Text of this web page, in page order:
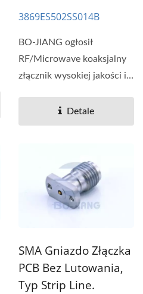
3869ES502SS014B
BO-JIANG ogłosił
RF/Microwave koaksjalny
złącznik wysokiej jakości i
Detale
SMA Gniazdo Złączka
PCB Bez Lutowania,
Typ Strip Line.